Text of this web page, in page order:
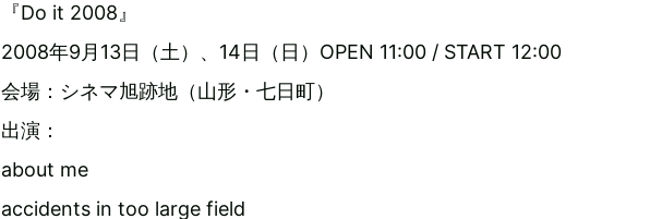
『Do it 2008』
2008年9月13日（土）、14日（日）OPEN 11:00 / START 12:00
会場：シネマ旭跡地（山形・七日町）
出演：
about me
accidents in too large field